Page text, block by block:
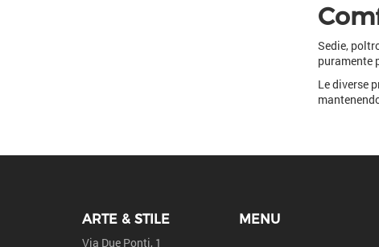
Sedie,
puramente
Le diverse
ARTE & STILE
Via Due Ponti, 1
MENU